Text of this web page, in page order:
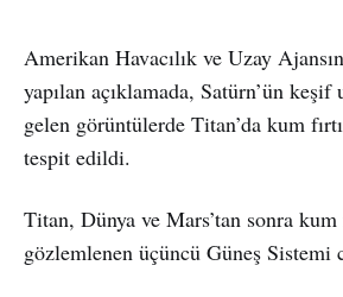
Amerikan Havacılık ve Uzay
yapılan açıklamada, Satürn’ün keşif
gelen görüntülerde Titan’da kum
tespit edildi.
Titan, Dünya ve Mars’tan sonra kum
gözlemlenen üçüncü Güneş Sistemi